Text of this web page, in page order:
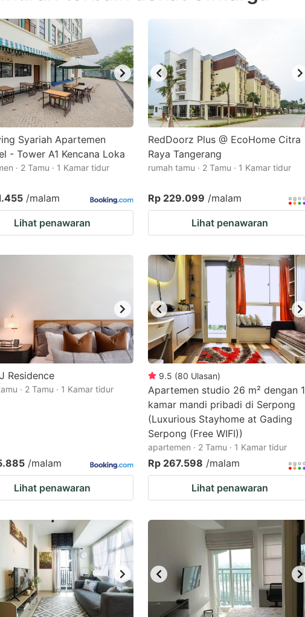
mark
Syariah Apartemen
- Tower A1 Kencana Loka
· 2 Tamu · 1 Kamar tidur
/malam
Lihat penawaran
RedDoorz Plus @ EcoHome Citra
Raya Tangerang
rumah tamu · 2 Tamu · 1 Kamar tidur
Rp 229.099 /malam
Lihat penawaran
Residence
· 2 Tamu · 1 Kamar tidur
/malam
Lihat penawaran
9.5 (80 Ulasan)
Apartemen studio 26 m² dengan 1
kamar mandi pribadi di Serpong
(Luxurious Stayhome at Gading
Serpong (Free WIFI))
apartemen · 2 Tamu · 1 Kamar tidur
Rp 267.598 /malam
Lihat penawaran